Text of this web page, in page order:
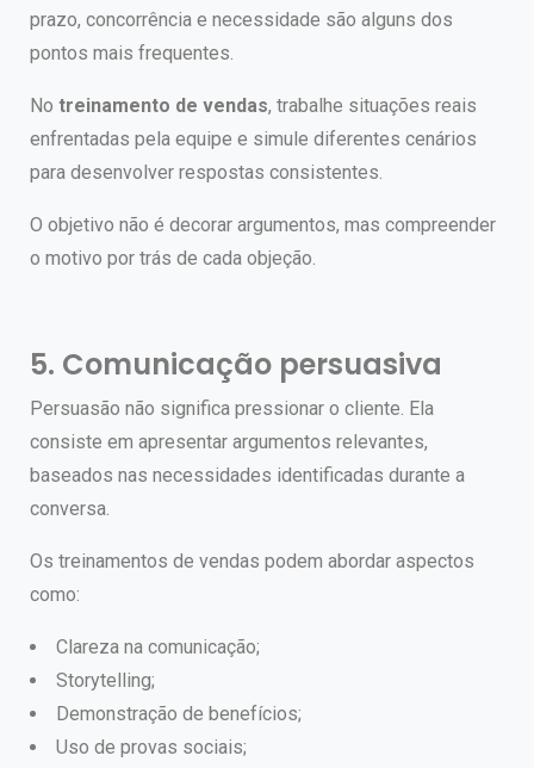
prazo, concorrência e necessidade são alguns dos
pontos mais frequentes.
No treinamento de vendas, trabalhe situações reais
enfrentadas pela equipe e simule diferentes cenários
para desenvolver respostas consistentes.
O objetivo não é decorar argumentos, mas compreender
o motivo por trás de cada objeção.
5. Comunicação persuasiva
Persuasão não significa pressionar o cliente. Ela
consiste em apresentar argumentos relevantes,
baseados nas necessidades identificadas durante a
conversa.
Os treinamentos de vendas podem abordar aspectos
como:
Clareza na comunicação;
Storytelling;
Demonstração de benefícios;
Uso de provas sociais;